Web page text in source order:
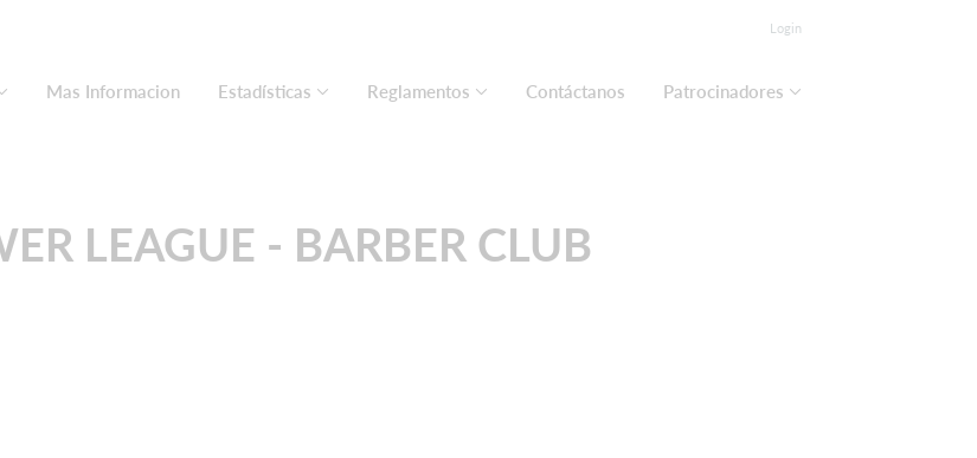
Login
Mas Informacion Estadísticas Reglamentos Contáctanos Patrocinadores
LEAGUE - BARBER CLUB